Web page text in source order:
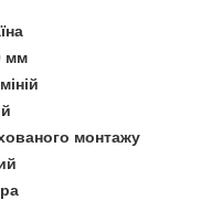
мм
монтажу